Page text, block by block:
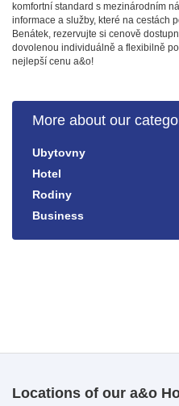
komfortní standard s mezinárodním
informace a služby, které na cestách
Benátek, rezervujte si cenově
dovolenou individuálně a flexibilně
nejlepší cenu a&o!
More about our
Ubytovny
Hotel
Rodiny
Business
Locations of our a&o